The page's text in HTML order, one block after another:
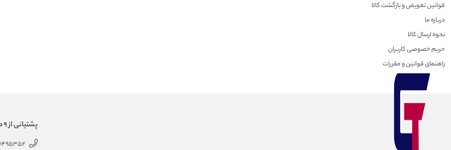
قوانین تعویض و بازگشت کالا
درباره ما
نحوه ارسال کالا
حریم خصوصی کاربران
راهنمای قوانین و مقررات
پشتیانی از 9 صبح الی 18 عصر